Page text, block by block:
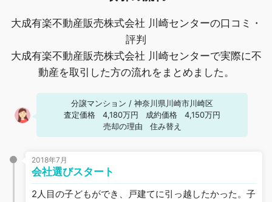
大成有楽不動産販売株式会社 川崎センターの口コミ・
評判
大成有楽不動産販売株式会社 川崎センターで実際に不
動産を取引した方の流れをまとめました。
分譲マンション / 神奈川県川崎市川崎区
査定価格
4,180万円 成約価格
4,150万円
売却の理由
住み替え
2018年7月
会社選びスタート
2人目の子どもができ、戸建てに引っ越したかった。子